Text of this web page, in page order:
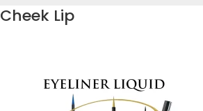
Cheek Lip